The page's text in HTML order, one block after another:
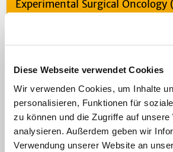
Diese Webseite verwendet Cookies
Wir verwenden Cookies, um Inhalte
personalisieren, Funktionen für
zu können und die Zugriffe auf unsere
analysieren. Außerdem geben wir
Verwendung unserer Website an
Experimental Surgical Oncology
Klinische Studien
Patientendokumentation